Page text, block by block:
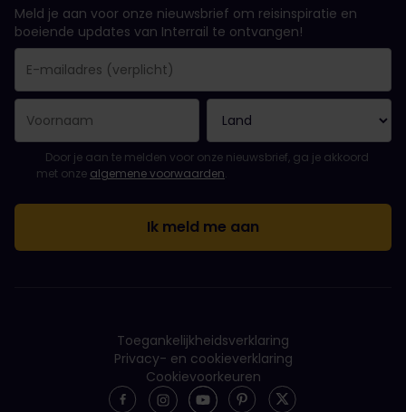
Meld je aan voor onze nieuwsbrief om reisinspiratie en
boeiende updates van Interrail te ontvangen!
Je inschrijving is gelukt..
E-mailadres is een verplicht veld!
E-mailadres is ongeldig!
Fout bij het abonneren op de nieuwsbrief. Probeer het later
Je hebt je al geabonneerd op deze nieuwsbrief!
Ga akkoord met de algemene voorwaarden om je in te
Door je aan te melden voor onze nieuwsbrief, ga je akkoord
met onze algemene voorwaarden.
Toegankelijkheidsverklaring
Privacy- en cookieverklaring
Cookievoorkeuren